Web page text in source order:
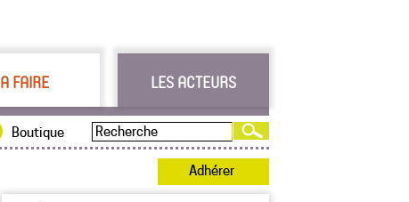
A FAIRE LES ACTEURS
Boutique
Adhérer